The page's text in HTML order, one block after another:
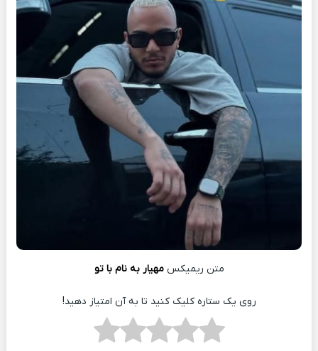
متن ریمیکسمهیار به نام با تو
روی یک ستاره کلیک کنید تا به آن امتیاز دهید!